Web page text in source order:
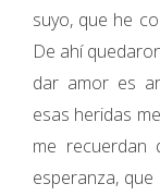
suyo, que he
De ahí
dar amor es
esas heridas
me recuerdan
esperanza,